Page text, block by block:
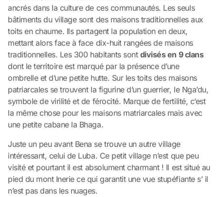
ancrés dans la culture de ces communautés. Les seuls
bâtiments du village sont des maisons traditionnelles aux
toits en chaume. Ils partagent la population en deux,
mettant alors face à face dix-huit rangées de maisons
traditionnelles. Les 300 habitants sont divisés en 9 clans
dont le territoire est marqué par la présence d’une
ombrelle et d’une petite hutte. Sur les toits des maisons
patriarcales se trouvent la figurine d’un guerrier, le Nga’du,
symbole de virilité et de férocité. Marque de fertilité, c’est
la même chose pour les maisons matriarcales mais avec
une petite cabane la Bhaga.
Juste un peu avant Bena se trouve un autre village
intéressant, celui de Luba. Ce petit village n’est que peu
visité et pourtant il est absolument charmant ! Il est situé au
pied du mont Inerie ce qui garantit une vue stupéfiante s’ il
n’est pas dans les nuages.